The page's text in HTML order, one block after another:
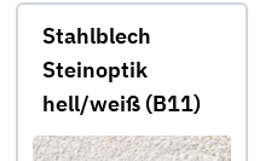
Stahlblech
Steinoptik
hell/weiß (B11)